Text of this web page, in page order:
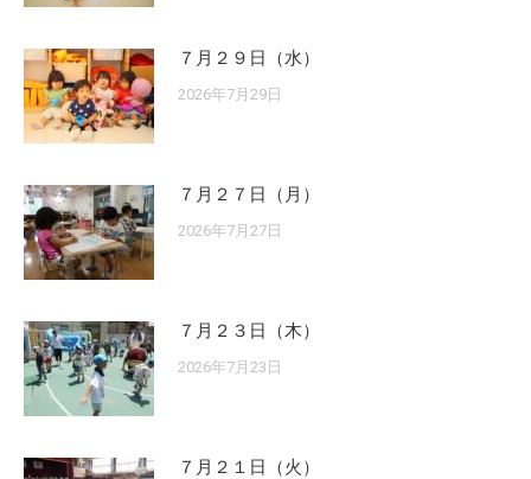
７月２９日（水）
2026年7月29日
７月２７日（月）
2026年7月27日
７月２３日（木）
2026年7月23日
７月２１日（火）